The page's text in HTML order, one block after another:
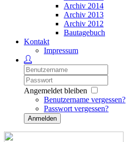
Archiv 2014
Archiv 2013
Archiv 2012
Bautagebuch
Kontakt
Impressum
Angemeldet bleiben
Benutzername vergessen?
Passwort vergessen?
Anmelden